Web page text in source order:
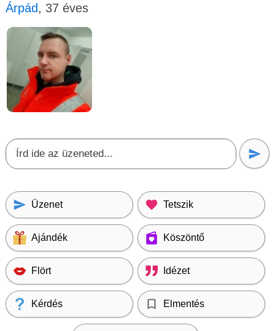
Árpád, 37 éves
Üzenet Tetszik
Ajándék Köszöntő
Flört Idézet
Kérdés Elmentés